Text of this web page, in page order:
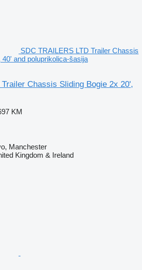
SDC TRAILERS LTD Trailer Chassis
and poluprikolica-šasija
Chassis Sliding Bogie 2x 20',
KM
Manchester
Kingdom & Ireland